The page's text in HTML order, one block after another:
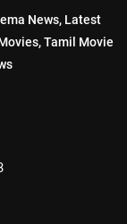
News, Latest
Tamil Movie